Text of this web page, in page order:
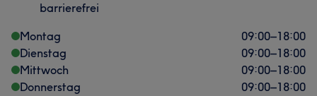
barrierefrei
Montag
09:00–18:00
Dienstag
09:00–18:00
Mittwoch
09:00–18:00
Donnerstag
09:00–18:00